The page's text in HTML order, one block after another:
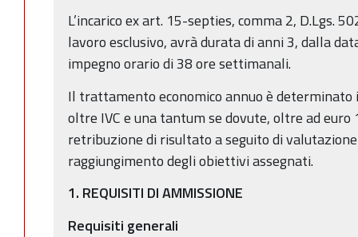
L’incarico ex art. 15-septies, comma 2, D.Lgs.
lavoro esclusivo, avrà durata di anni 3, dalla
impegno orario di 38 ore settimanali.
Il trattamento economico annuo è
oltre IVC e una tantum se dovute, oltre ad
retribuzione di risultato a seguito di
raggiungimento degli obiettivi assegnati.
1. REQUISITI DI AMMISSIONE
Requisiti generali